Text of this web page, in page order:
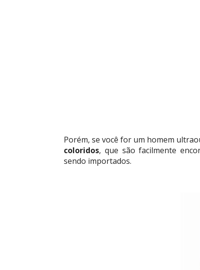
Porém, se você for um homem
coloridos, que são facilmente
sendo importados.